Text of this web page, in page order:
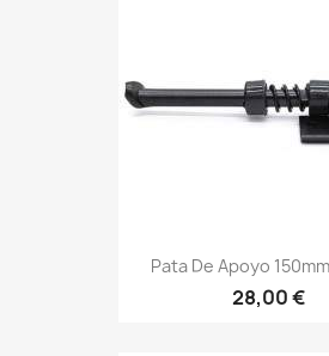
Pata De Apoyo
28,00 €